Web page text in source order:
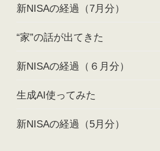
新NISAの経過（7月分）
“家”の話が出てきた
新NISAの経過（６月分）
生成AI使ってみた
新NISAの経過（5月分）